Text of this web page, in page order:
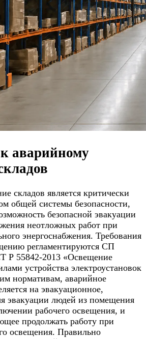
аварийному
складов является критически
общей системы безопасности,
безопасной эвакуации
неотложных работ при
энергоснабжения. Требования
регламентируются СП
Р 55842-2013 «Освещение
устройства электроустановок
нормативам, аварийное
на эвакуационное,
эвакуации людей из помещения
рабочего освещения, и
продолжать работу при
освещения. Правильно